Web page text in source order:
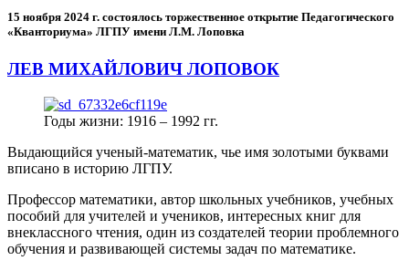
15 ноября 2024 г. состоялось торжественное открытие Педагогического
«Кванториума» ЛГПУ имени Л.М. Лоповка
ЛЕВ МИХАЙЛОВИЧ ЛОПОВОК
Годы жизни: 1916 – 1992 гг.
Выдающийся ученый-математик, чье имя золотыми буквами
вписано в историю ЛГПУ.
Профессор математики, автор школьных учебников, учебных
пособий для учителей и учеников, интересных книг для
внеклассного чтения, один из создателей теории проблемного
обучения и развивающей системы задач по математике.